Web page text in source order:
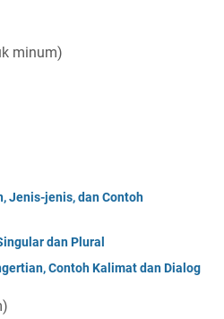
minum)
Jenis-jenis, dan Contoh
dan Plural
Contoh Kalimat dan Dialog